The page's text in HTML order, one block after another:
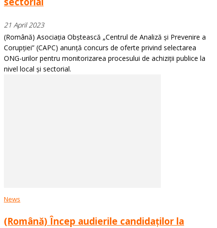
21 April 2023
(Română) Asociația Obștească „Centrul de Analiză și Prevenire a
Corupției” (CAPC) anunță concurs de oferte privind selectarea
ONG-urilor pentru monitorizarea procesului de achiziții publice la
nivel local și sectorial.
News
(Română) Încep audierile candidaților la